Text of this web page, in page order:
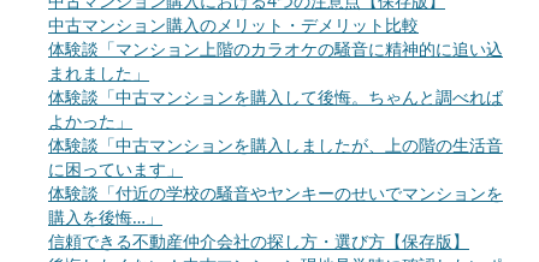
中古マンション購入のメリット・デメリット比較
体験談「マンション上階のカラオケの騒音に精神的に追い込
まれました」
体験談「中古マンションを購入して後悔。ちゃんと調べれば
よかった」
体験談「中古マンションを購入しましたが、上の階の生活音
に困っています」
体験談「付近の学校の騒音やヤンキーのせいでマンションを
購入を後悔…」
信頼できる不動産仲介会社の探し方・選び方【保存版】